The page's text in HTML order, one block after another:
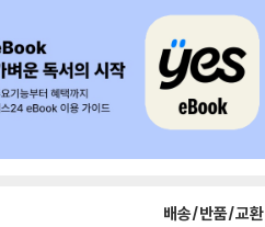
배송/반품/교환